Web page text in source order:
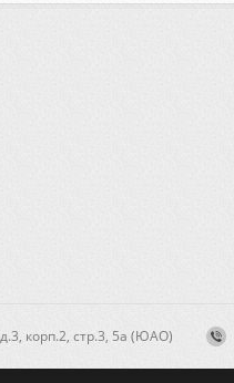
корп.2, стр.3, 5а (ЮАО)